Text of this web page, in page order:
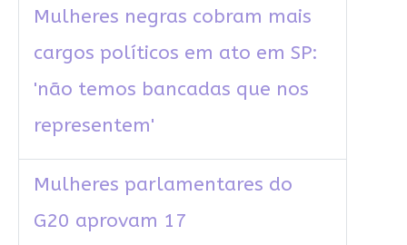
Mulheres negras cobram mais
cargos políticos em ato em SP:
'não temos bancadas que nos
representem'
Mulheres parlamentares do
G20 aprovam 17